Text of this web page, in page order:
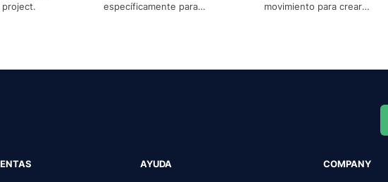
project.
específicamente para
movimiento para crear
AYUDA COMPANY